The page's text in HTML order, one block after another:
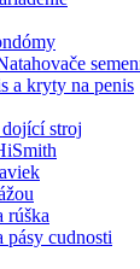
a kryty na penis
stroj
rúška
pásy cudnosti